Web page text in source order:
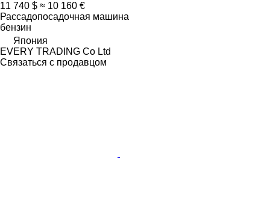
11 740 $ ≈ 10 160 €
Рассадопосадочная машина
бензин
Япония
EVERY TRADING Co Ltd
Связаться с продавцом